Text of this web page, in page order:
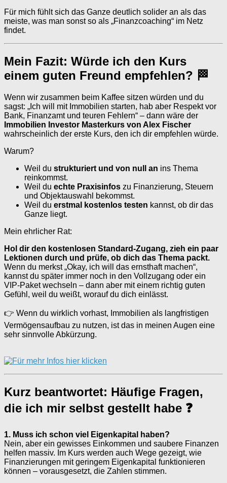
Für mich fühlt sich das Ganze deutlich solider an als das
meiste, was man sonst so als „Finanzcoaching“ im Netz
findet.
Mein Fazit: Würde ich den Kurs
einem guten Freund empfehlen? 🏁
Wenn wir zusammen beim Kaffee sitzen würden und du
sagst: „Ich will mit Immobilien starten, hab aber Respekt vor
Bank, Finanzamt und teuren Fehlern“ – dann wäre der
Immobilien Investor Masterkurs von Alex Fischer
wahrscheinlich der erste Kurs, den ich dir empfehlen würde.
Warum?
Weil du strukturiert und von null an ins Thema
reinkommst.
Weil du echte Praxisinfos zu Finanzierung, Steuern
und Objektauswahl bekommst.
Weil du erstmal kostenlos testen kannst, ob dir das
Ganze liegt.
Mein ehrlicher Rat:
Hol dir den kostenlosen Standard-Zugang, zieh ein paar
Lektionen durch und prüfe, ob dich das Thema packt.
Wenn du merkst „Okay, ich will das ernsthaft machen“,
kannst du später immer noch in den Vollzugang oder ein
VIP-Paket wechseln – dann aber mit einem richtig guten
Gefühl, weil du weißt, worauf du dich einlässt.
👉 Wenn du wirklich vorhast, Immobilien als langfristigen
Vermögensaufbau zu nutzen, ist das in meinen Augen eine
sehr sinnvolle Abkürzung.
Kurz beantwortet: Häufige Fragen,
die ich mir selbst gestellt habe ❓
1. Muss ich schon viel Eigenkapital haben?
Nein, aber ein gewisses Einkommen und saubere Finanzen
helfen massiv. Im Kurs werden auch Wege gezeigt, wie
Finanzierungen mit geringem Eigenkapital funktionieren
können – vorausgesetzt, die Zahlen stimmen.